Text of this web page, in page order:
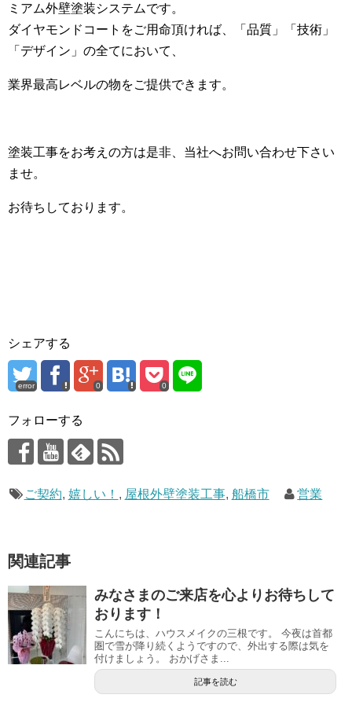
ミアム外壁塗装システムです。
ダイヤモンドコートをご用命頂ければ、「品質」「技術」
「デザイン」の全てにおいて、
業界最高レベルの物をご提供できます。
塗装工事をお考えの方は是非、当社へお問い合わせ下さい
ませ。
お待ちしております。
シェアする
error 0 0
フォローする
ご契約, 嬉しい！ , 屋根外壁塗装工事, 船橋市 営業
関連記事
みなさまのご来店を心よりお待ちして
おります！
こんにちは、ハウスメイクの三根です。 今夜は首都
圏で雪が降り続くようですので、外出する際は気を
付けましょう。 おかげさま...
記事を読む